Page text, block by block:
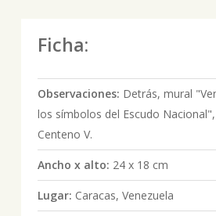
Ficha:
Observaciones: Detrás, mural
los símbolos del Escudo
Centeno V.
Ancho x alto: 24 x 18 cm
Lugar: Caracas, Venezuela